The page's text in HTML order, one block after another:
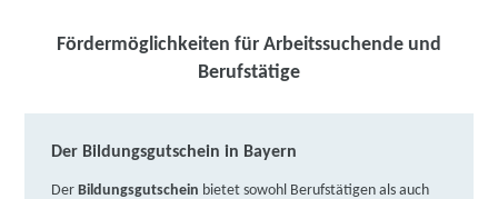
Berufliche Fortbildungszentren der Bayerischen
Wirtschaft (bfz) gGmbH | Bannholz 12, 94078
FreyungPartner
weitere Informationen
Fördermöglichkeiten für Arbeitssuchende und
Berufstätige
Der Bildungsgutschein in Bayern
DerBildungsgutschein bietet sowohl Berufstätigen als auch